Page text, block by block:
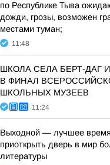
по Республике Тыва
дожди, грозы, возможен
местами туман;
11:48
ШКОЛА СЕЛА БЕРТ-ДАГ
В ФИНАЛ
ШКОЛЬНЫХ МУЗЕЕВ
11:24
Выходной — лучшее
приоткрыть дверь в мир
литературы